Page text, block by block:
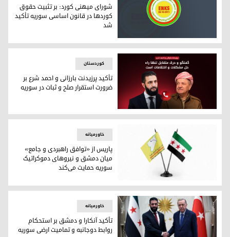
شورای میهنی کورد: بر تثبیت حقوق کوردها در قانون اساسی
شورای میهنی کورد: بر تثبیت حقوق
کوردها در قانون اساسی سوریه تأکید
شد
تأکید پرزیدنت بارزانی و احمد شرع بر ضرورت استقرار صلح و
کوردستان
تأکید پرزیدنت بارزانی و احمد شرع بر
ضرورت استقرار صلح و ثبات در سوریه
پاریس از «توافق راهبردی و جامع» میان دمشق و نیروهای
خاورمیانه
پاریس از «توافق راهبردی و جامع»
میان دمشق و نیروهای دموکراتیک
سوریه حمایت می‌کند
خاورمیانه
تأکید آنکارا و دمشق بر استحکام
روابط دوجانبه و تمامیت ارضی سوریه